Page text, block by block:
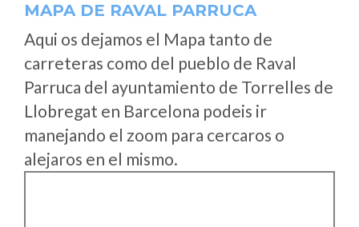
MAPA DE RAVAL PARRUCA
Aqui os dejamos el Mapa tanto de
carreteras como del pueblo de Raval
Parruca del ayuntamiento de Torrelles de
Llobregat en Barcelona podeis ir
manejando el zoom para cercaros o
alejaros en el mismo.